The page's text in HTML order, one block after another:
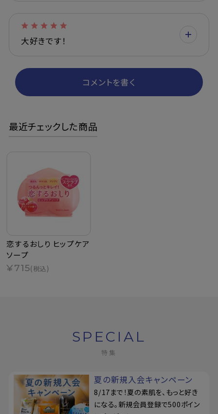
大好きです！
コメントを書く
最近チェックした商品
恋するおしり ヒップケア
ソープ
¥715(税込)
SPECIAL
特集
夏の新規入会キャンペーン
8/17まで！夏の素肌を、もっと好き
になる。新規会員登録で500ポイン